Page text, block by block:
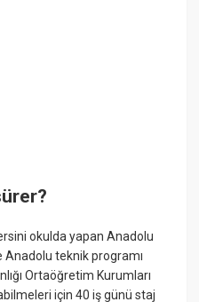
okulda yapan Anadolu
Anadolu teknik programı
Ortaöğretim Kurumları
için 40 iş günü staj